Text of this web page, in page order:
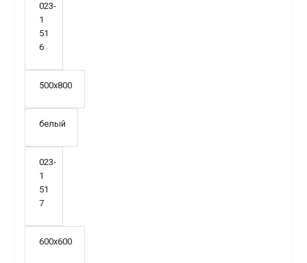
023-
1
51
6
500х800
белый
023-
1
51
7
600х600